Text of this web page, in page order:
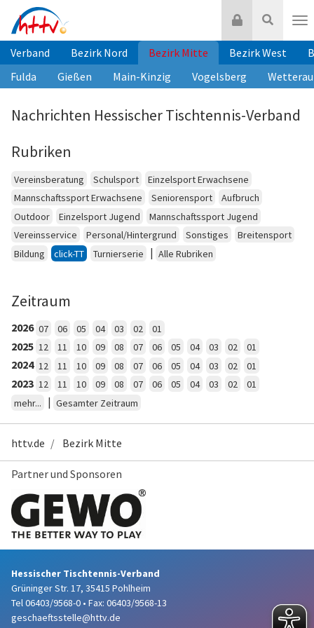
Inhalt
springen
Suche
Login
Verband Bezirk Nord Bezirk Mitte Bezirk West
Fulda
Gießen Main-Kinzig Vogelsberg Wetterau
Nachrichten Hessischer Tischtennis-Verband
Rubriken
Vereinsberatung Schulsport
Einzelsport Erwachsene
Mannschaftssport Erwachsene
Seniorensport
Aufbruch
Outdoor
Einzelsport Jugend
Mannschaftssport Jugend
Vereinsservice
Personal/Hintergrund Sonstiges
Breitensport
Bildung
click-TT Turnierserie | Alle Rubriken
Zeitraum
2026 07 06 05 04 03 02 01
2025 12 11 10 09 08 07 06 05 04 03 02 01
2024 12 11 10 09 08 07 06 05 04 03 02 01
2023 12 11 10 09 08 07 06 05 04 03 02
01
mehr...
| Gesamter Zeitraum
httv.de Bezirk Mitte
Partner und Sponsoren
Hessischer Tischtennis-Verband
Grüninger Str. 17, 35415 Pohlheim
Tel 06403/9568-0 • Fax: 06403/9568-13
geschaeftsstelle@httv.de